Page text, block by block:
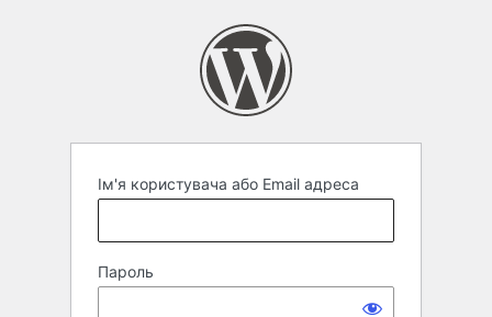
Ім'я користувача або Email адреса
Пароль